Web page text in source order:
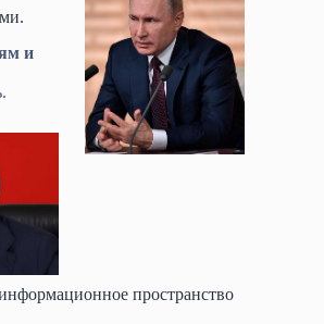
и
пространство